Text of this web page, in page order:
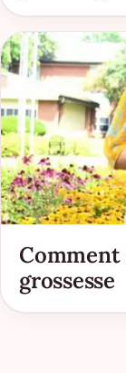
grossesse